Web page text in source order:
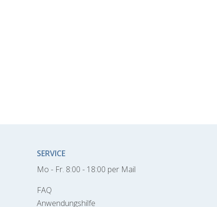
SERVICE
Mo - Fr. 8:00 - 18:00 per Mail
FAQ
Anwendungshilfe